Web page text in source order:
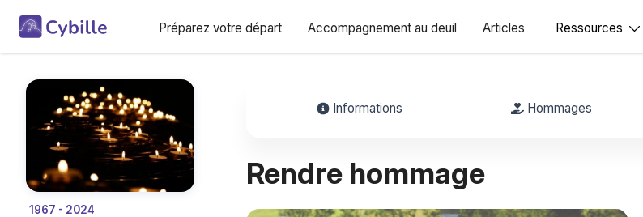
Préparez votre départ Accompagnement au deuil Articles Ressources
1967 - 2024
Informations Hommages
Rendre hommage